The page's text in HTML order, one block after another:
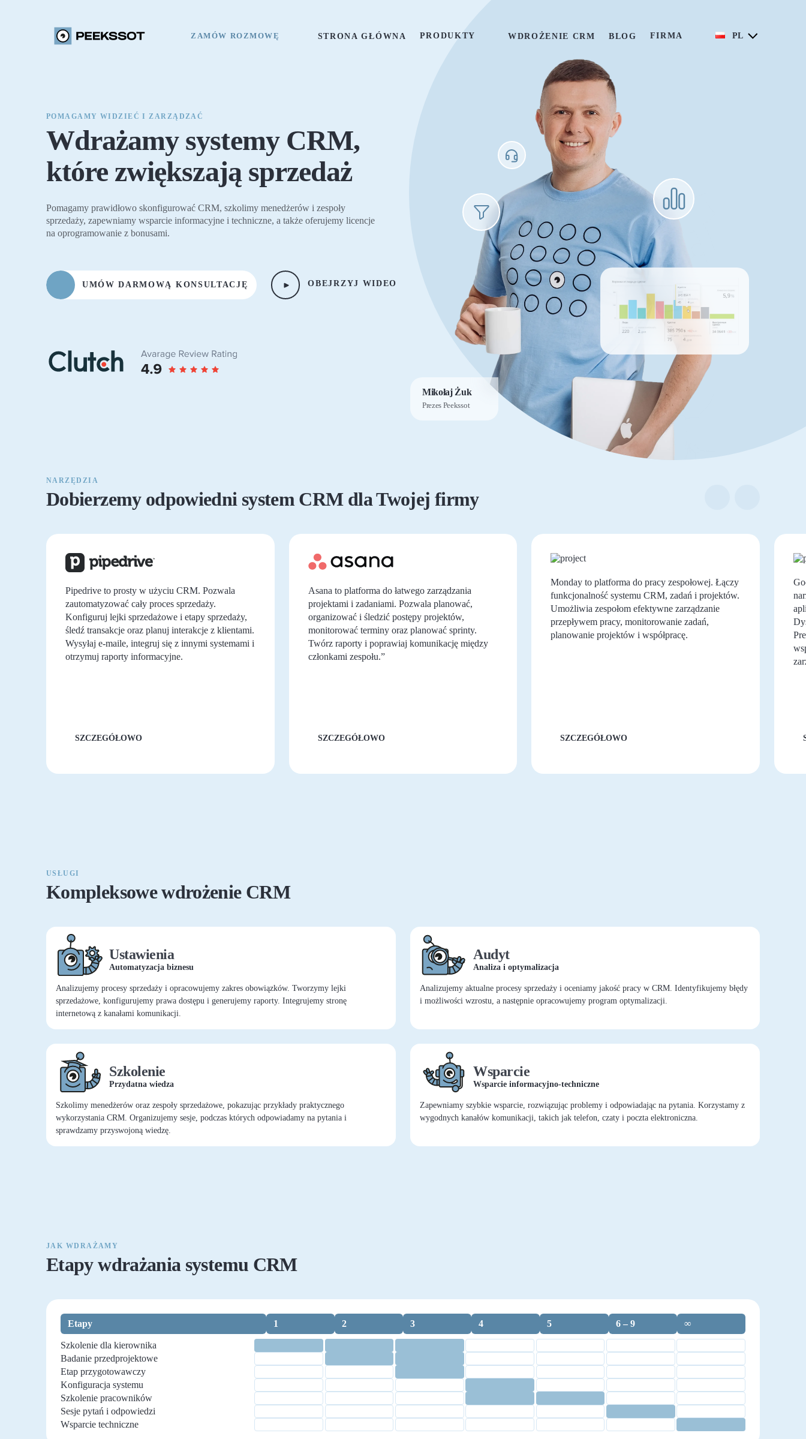
ZAMÓW ROZMOWĘ STRONA GŁÓWNA PRODUKTY WDROŻENIE CRM BLOG FIRMA PL
POMAGAMY WIDZIEĆ I ZARZĄDZAĆ
Wdrażamy systemy CRM,
które zwiększają sprzedaż
Pomagamy prawidłowo skonfigurować CRM, szkolimy menedżerów i zespoły
sprzedaży, zapewniamy wsparcie informacyjne i techniczne, a także oferujemy licencje
na oprogramowanie z bonusami.
UMÓW DARMOWĄ KONSULTACJĘ OBEJRZYJ WIDEO
Mikołaj Żuk
Prezes Peekssot
NARZĘDZIA
Dobierzemy odpowiedni system CRM dla Twojej firmy
Pipedrive to prosty w użyciu CRM. Pozwala
zautomatyzować cały proces sprzedaży.
Konfiguruj lejki sprzedażowe i etapy sprzedaży,
śledź transakcje oraz planuj interakcje z klientami.
Wysyłaj e-maile, integruj się z innymi systemami i
otrzymuj raporty informacyjne.
SZCZEGÓŁOWO
Asana to platforma do łatwego zarządzania
projektami i zadaniami. Pozwala planować,
organizować i śledzić postępy projektów,
monitorować terminy oraz planować sprinty.
Twórz raporty i poprawiaj komunikację między
członkami zespołu.”
SZCZEGÓŁOWO
Monday to platforma do pracy zespołowej. Łączy
funkcjonalność systemu CRM, zadań i projektów.
Umożliwia zespołom efektywne zarządzanie
przepływem pracy, monitorowanie zadań,
planowanie projektów i współpracę.
SZCZEGÓŁOWO
USŁUGI
Kompleksowe wdrożenie CRM
Ustawienia
Automatyzacja biznesu
Analizujemy procesy sprzedaży i opracowujemy zakres obowiązków. Tworzymy lejki
sprzedażowe, konfigurujemy prawa dostępu i generujemy raporty. Integrujemy stronę
internetową z kanałami komunikacji.
Audyt
Analiza i optymalizacja
Analizujemy aktualne procesy sprzedaży i oceniamy jakość pracy w CRM. Identyfikujemy błędy
i możliwości wzrostu, a następnie opracowujemy program optymalizacji.
Szkolenie
Przydatna wiedza
Szkolimy menedżerów oraz zespoły sprzedażowe, pokazując przykłady praktycznego
wykorzystania CRM. Organizujemy sesje, podczas których odpowiadamy na pytania i
sprawdzamy przyswojoną wiedzę.
Wsparcie
Wsparcie informacyjno-techniczne
Zapewniamy szybkie wsparcie, rozwiązując problemy i odpowiadając na pytania. Korzystamy z
wygodnych kanałów komunikacji, takich jak telefon, czaty i poczta elektroniczna.
JAK WDRAŻAMY
Etapy wdrażania systemu CRM
Etapy 1 2 3 4 5 6 – 9 ∞
Szkolenie dla kierownika
Badanie przedprojektowe
Etap przygotowawczy
Konfiguracja systemu
Szkolenie pracowników
Sesje pytań i odpowiedzi
Wsparcie techniczne